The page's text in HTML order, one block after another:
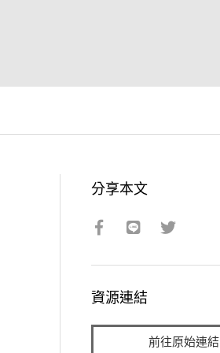
分享本文
資源連結
前往原始連結